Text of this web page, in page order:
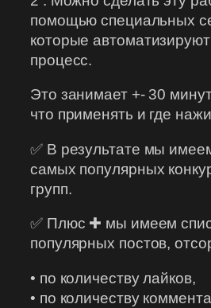
помощью специальных
которые
процесс.
Это занимает +- 30
что применять и где
✅ В результате мы
самых популярных
групп.
✅ Плюс ✚ мы имеем
популярных постов,
• по количеству лайков,
• по количеству